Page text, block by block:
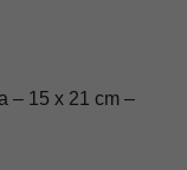
– 15 x 21 cm –